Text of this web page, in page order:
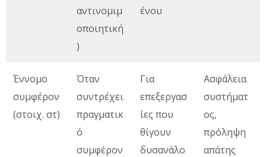
αντινομιμ
οποιητική
)
ένου
Έννομο
συμφέρον
(στοιχ. στ)
Όταν
συντρέχει
πραγματικ
ό
συμφέρον
Για
επεξεργασ
ίες που
θίγουν
δυσανάλο
Ασφάλεια
συστήματ
ος,
πρόληψη
απάτης